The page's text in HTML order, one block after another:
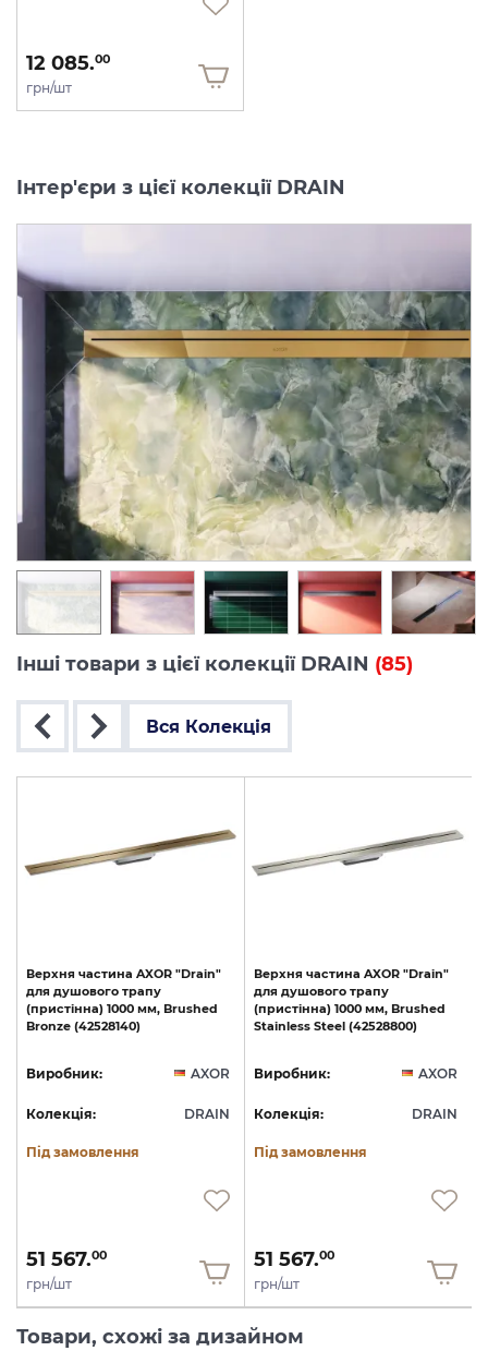
12 085.00
грн/шт
Інтер'єри з цієї колекції DRAIN
Інші товари з цієї колекції DRAIN (85)
Вся Колекція
Верхня частина AXOR "Drain"
для душового трапу
(пристінна) 1000 мм, Brushed
Bronze (42528140)
Виробник: AXOR
Колекція: DRAIN
Під замовлення
51 567.00
грн/шт
Верхня частина AXOR "Drain"
для душового трапу
(пристінна) 1000 мм, Brushed
Stainless Steel (42528800)
Виробник: AXOR
Колекція: DRAIN
Під замовлення
51 567.00
грн/шт
Товари, схожі за дизайном